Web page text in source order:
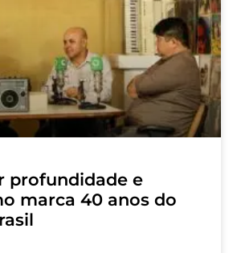
profundidade e
marca 40 anos do